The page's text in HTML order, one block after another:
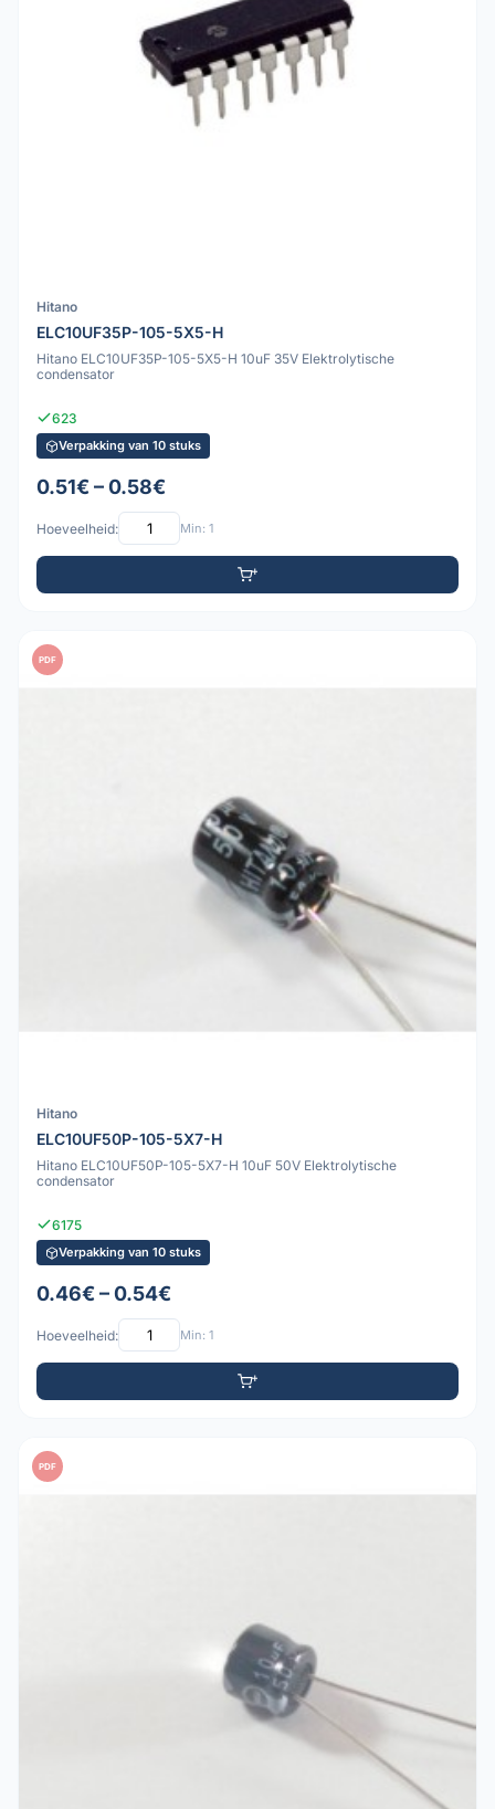
Hitano
ELC10UF35P-105-5X5-H
Hitano ELC10UF35P-105-5X5-H 10uF 35V Elektrolytische
condensator
623
Verpakking van 10 stuks
0.51€ – 0.58€
Hoeveelheid: Min: 1
PDF
Hitano
ELC10UF50P-105-5X7-H
Hitano ELC10UF50P-105-5X7-H 10uF 50V Elektrolytische
condensator
6175
Verpakking van 10 stuks
0.46€ – 0.54€
Hoeveelheid: Min: 1
PDF